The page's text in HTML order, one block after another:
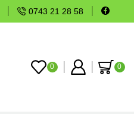
0743 21 28 58
0 0